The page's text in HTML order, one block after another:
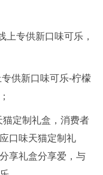
专供新口味可乐，
新口味可乐-柠檬
定制礼盒，消费者
口味天猫定制礼
享礼盒分享爱，与